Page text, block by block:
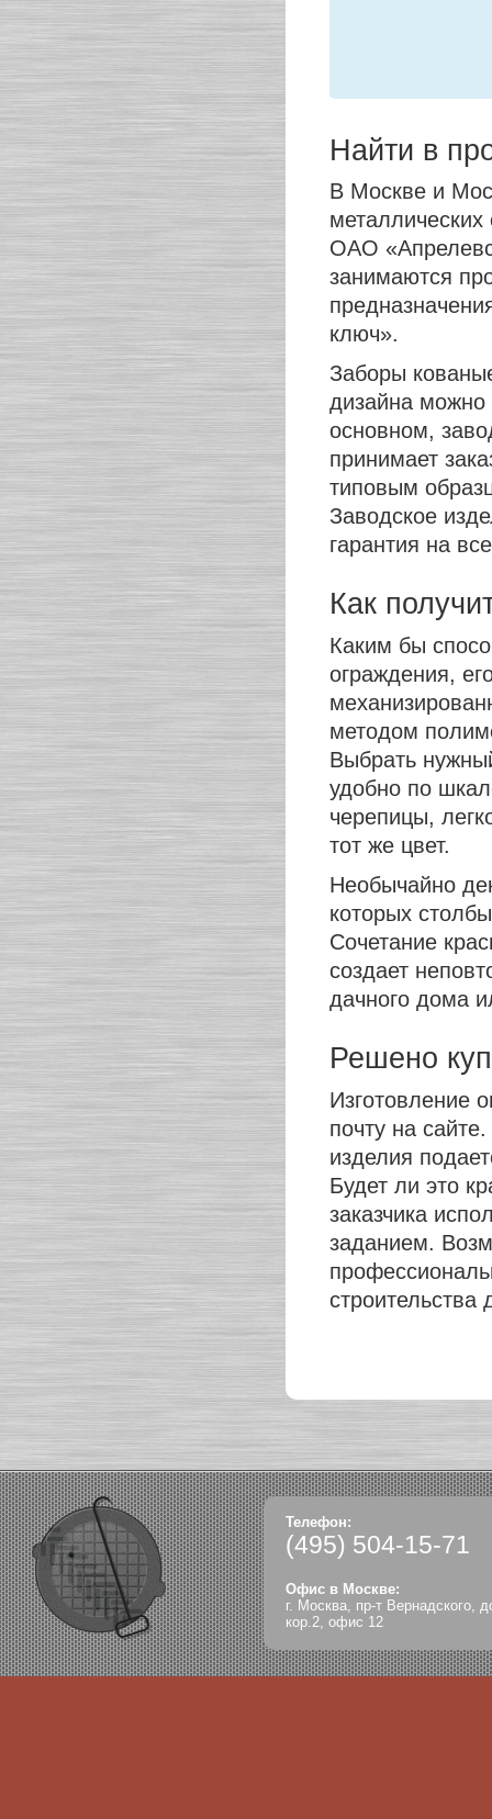
Найти в
В Москве и
ОАО
занимаются
ключ».
Заборы
дизайна можно
основном,
принимает
типовым
Заводское
гарантия на
Как
Каким бы
ограждения,
методом
Выбрать
удобно по
черепицы,
тот же цвет.
Необычайно
которых
Сочетание
создает
дачного дома
Решено
Изготовление
почту на
изделия
Будет ли это
заказчика
заданием.
строительства
Телефон:
(495) 504-15-71
Офис в Москве:
г. Москва, пр-т Вернадского,
кор.2, офис 12